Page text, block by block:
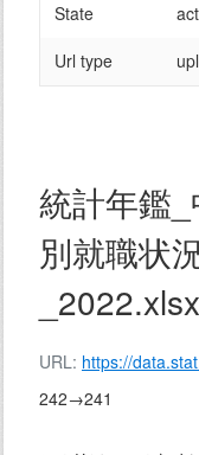
統計年鑑
別就職状
_2022.xlsx
URL: https://data.stat.pref.miyazaki.lg.jp/dataset/
242→241
State
Url type